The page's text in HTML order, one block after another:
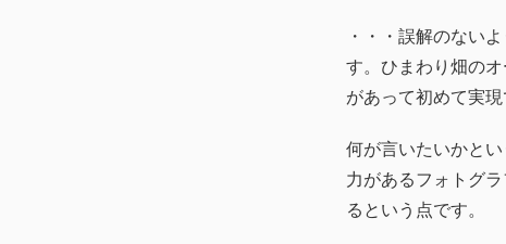
・・・誤解のない
す。ひまわり畑の
があって初めて実現
何が言いたいかと
力があるフォトグ
るという点です。